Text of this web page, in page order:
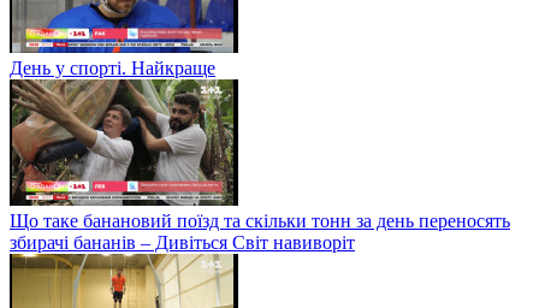
День у спорті. Найкраще
Що таке банановий поїзд та скільки тонн за день переносять
збирачі бананів – Дивіться Світ навиворіт